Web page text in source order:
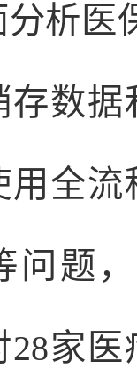
析医
存数
用全
问题
28家